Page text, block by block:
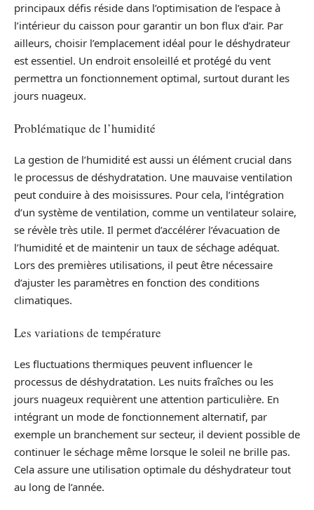
principaux défis réside dans l’optimisation de l’espace à
l’intérieur du caisson pour garantir un bon flux d’air. Par
ailleurs, choisir l’emplacement idéal pour le déshydrateur
est essentiel. Un endroit ensoleillé et protégé du vent
permettra un fonctionnement optimal, surtout durant les
jours nuageux.
Problématique de l’humidité
La gestion de l’humidité est aussi un élément crucial dans
le processus de déshydratation. Une mauvaise ventilation
peut conduire à des moisissures. Pour cela, l’intégration
d’un système de ventilation, comme un ventilateur solaire,
se révèle très utile. Il permet d’accélérer l’évacuation de
l’humidité et de maintenir un taux de séchage adéquat.
Lors des premières utilisations, il peut être nécessaire
d’ajuster les paramètres en fonction des conditions
climatiques.
Les variations de température
Les fluctuations thermiques peuvent influencer le
processus de déshydratation. Les nuits fraîches ou les
jours nuageux requièrent une attention particulière. En
intégrant un mode de fonctionnement alternatif, par
exemple un branchement sur secteur, il devient possible de
continuer le séchage même lorsque le soleil ne brille pas.
Cela assure une utilisation optimale du déshydrateur tout
au long de l’année.